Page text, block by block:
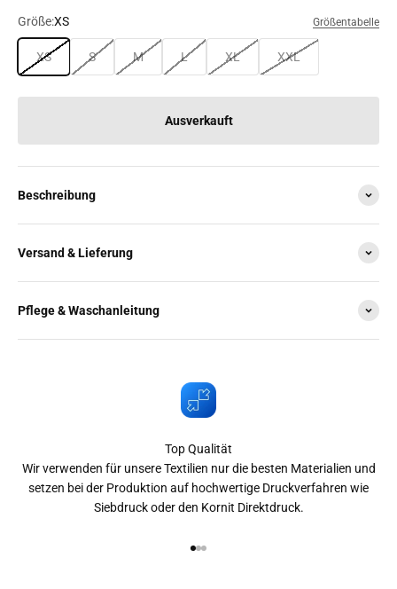
Größe:XS Größentabelle
XS S M L XL XXL
Ausverkauft
Beschreibung
Versand & Lieferung
Pflege & Waschanleitung
Top Qualität
Wir verwenden für unsere Textilien nur die besten Materialien und
setzen bei der Produktion auf hochwertige Druckverfahren wie
Siebdruck oder den Kornit Direktdruck.